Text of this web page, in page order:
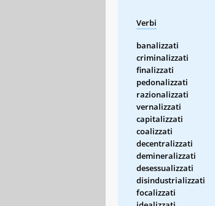
Verbi
banalizzati
criminalizzati
finalizzati
pedonalizzati
razionalizzati
vernalizzati
capitalizzati
coalizzati
decentralizzati
demineralizzati
desessualizzati
disindustrializzati
focalizzati